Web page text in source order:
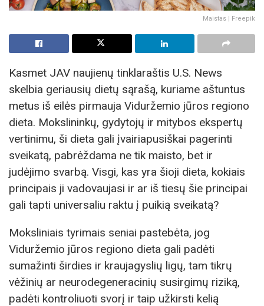
Maistas | Freepik
Kasmet JAV naujienų tinklaraštis U.S. News
skelbia geriausių dietų sąrašą, kuriame aštuntus
metus iš eilės pirmauja Viduržemio jūros regiono
dieta. Mokslininkų, gydytojų ir mitybos ekspertų
vertinimu, ši dieta gali įvairiapusiškai pagerinti
sveikatą, pabrėždama ne tik maisto, bet ir
judėjimo svarbą. Visgi, kas yra šioji dieta, kokiais
principais ji vadovaujasi ir ar iš tiesų šie principai
gali tapti universaliu raktu į puikią sveikatą?
Moksliniais tyrimais seniai pastebėta, jog
Viduržemio jūros regiono dieta gali padėti
sumažinti širdies ir kraujagyslių ligų, tam tikrų
vėžinių ar neurodegeneracinių susirgimų riziką,
padėti kontroliuoti svorį ir taip užkirsti kelią